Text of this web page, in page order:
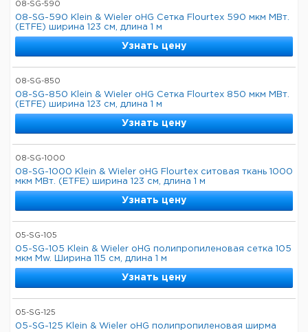
08-SG-590
08-SG-590 Klein & Wieler oHG Сетка Flourtex 590 мкм МВт.
(ETFE) ширина 123 см, длина 1 м
Узнать цену
08-SG-850
08-SG-850 Klein & Wieler oHG Сетка Flourtex 850 мкм МВт.
(ETFE) ширина 123 см, длина 1 м
Узнать цену
08-SG-1000
08-SG-1000 Klein & Wieler oHG Flourtex ситовая ткань 1000
мкм МВт. (ETFE) ширина 123 см, длина 1 м
Узнать цену
05-SG-105
05-SG-105 Klein & Wieler oHG полипропиленовая сетка 105
мкм Mw. Ширина 115 см, длина 1 м
Узнать цену
05-SG-125
05-SG-125 Klein & Wieler oHG полипропиленовая ширма